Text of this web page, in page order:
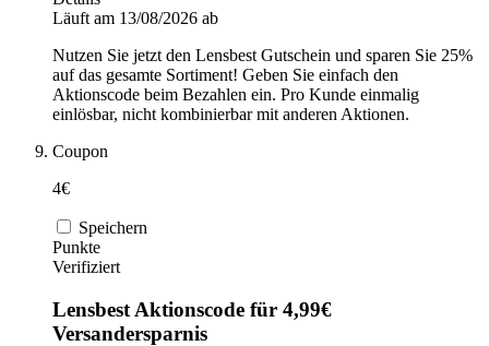
Läuft am 13/08/2026 ab
Nutzen Sie jetzt den Lensbest Gutschein und sparen Sie 25%
auf das gesamte Sortiment! Geben Sie einfach den
Aktionscode beim Bezahlen ein. Pro Kunde einmalig
einlösbar, nicht kombinierbar mit anderen Aktionen.
Coupon
4€
Speichern
Punkte
Verifiziert
Lensbest Aktionscode für 4,99€
Versandersparnis